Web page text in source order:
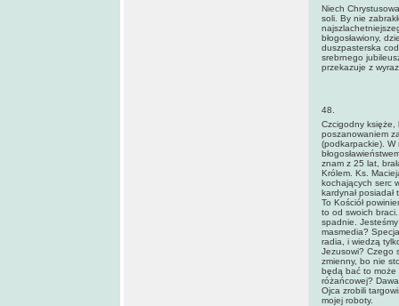
Niech
soli. By nie
błogosławiony,
duszpasterska
srebrnego
przekazuje z
48.
Czcigodny księże,
poszanowaniem
(podkarpackie). W
znam z 25 lat,
Królem. Ks.
kochających serc
kardynał posiadał
To Kościół
to od swoich
spadnie.
masmedia?
radia, i wiedzą
Jezusowi? Czego
zmienny, bo nie
będą bać to może
różańcowej?
Ojca zrobili
mojej roboty.